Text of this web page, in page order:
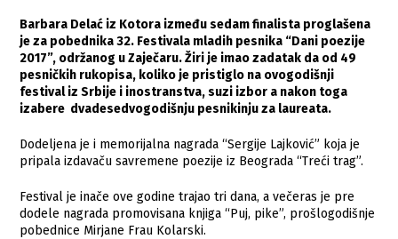
Barbara Delać iz Kotora između sedam finalista proglašena
je za pobednika 32. Festivala mladih pesnika “Dani poezije
2017”, održanog u Zaječaru. Žiri je imao zadatak da od 49
pesničkih rukopisa, koliko je pristiglo na ovogodišnji
festival iz Srbije i inostranstva, suzi izbor a nakon toga
izabere dvadesedvogodišnju pesnikinju za laureata.
Dodeljena je i memorijalna nagrada “Sergije Lajković” koja je
pripala izdavaču savremene poezije iz Beograda “Treći trag”.
Festival je inače ove godine trajao tri dana, a večeras je pre
dodele nagrada promovisana knjiga “Puj, pike”, prošlogodišnje
pobednice Mirjane Frau Kolarski.